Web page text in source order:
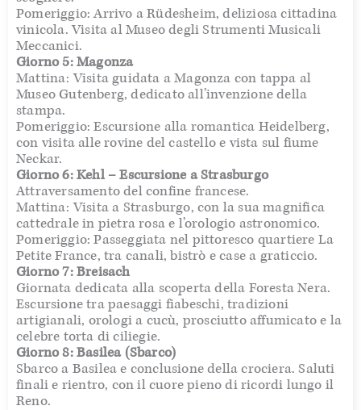
Pomeriggio: Arrivo a Rüdesheim, deliziosa cittadina
vinicola. Visita al Museo degli Strumenti Musicali
Meccanici.
Giorno 5: Magonza
Mattina: Visita guidata a Magonza con tappa al
Museo Gutenberg, dedicato all’invenzione della
stampa.
Pomeriggio: Escursione alla romantica Heidelberg,
con visita alle rovine del castello e vista sul fiume
Neckar.
Giorno 6: Kehl – Escursione a Strasburgo
Attraversamento del confine francese.
Mattina: Visita a Strasburgo, con la sua magnifica
cattedrale in pietra rosa e l’orologio astronomico.
Pomeriggio: Passeggiata nel pittoresco quartiere La
Petite France, tra canali, bistrò e case a graticcio.
Giorno 7: Breisach
Giornata dedicata alla scoperta della Foresta Nera.
Escursione tra paesaggi fiabeschi, tradizioni
artigianali, orologi a cucù, prosciutto affumicato e la
celebre torta di ciliegie.
Giorno 8: Basilea (Sbarco)
Sbarco a Basilea e conclusione della crociera. Saluti
finali e rientro, con il cuore pieno di ricordi lungo il
Reno.